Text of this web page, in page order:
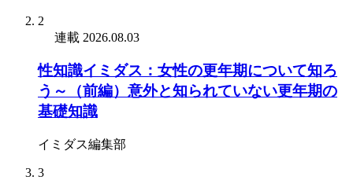
2
連載 2026.08.03
性知識イミダス：女性の更年期について知ろ
う～（前編）意外と知られていない更年期の
基礎知識
イミダス編集部
3